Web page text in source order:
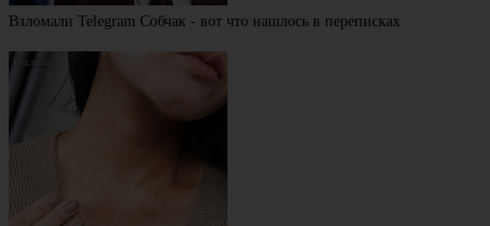
Взломали Telegram Собчак - вот что нашлось в переписках